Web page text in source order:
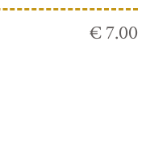
€ 7.00